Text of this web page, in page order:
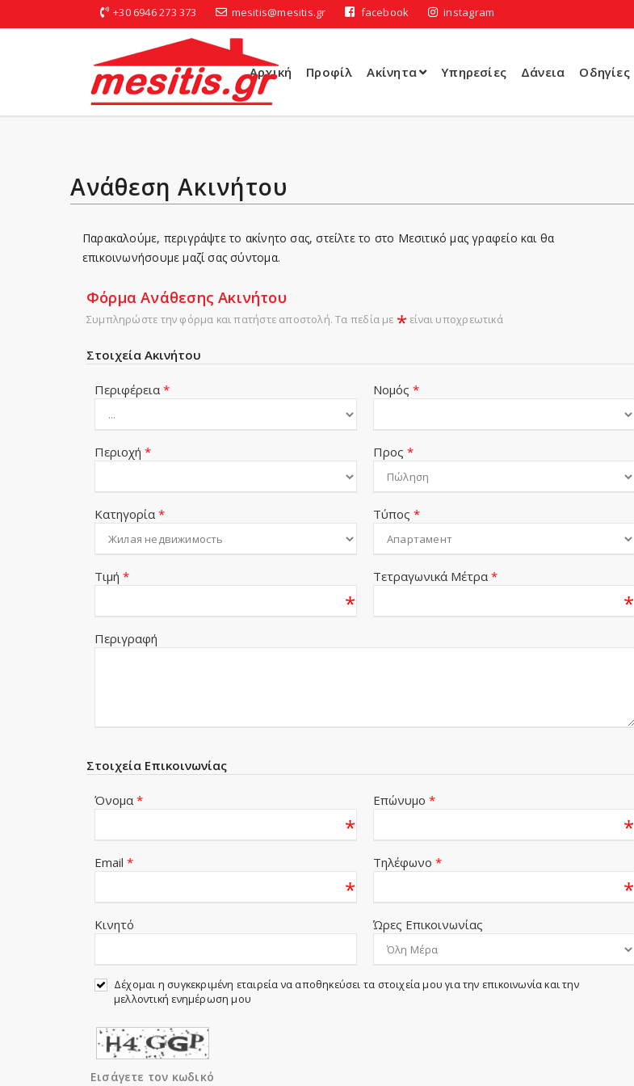
+30 6946 273 373 mesitis@mesitis.gr facebook instagram
Αρχική Προφίλ Ακίνητα Υπηρεσίες Δάνεια Οδηγίες
Ανάθεση Ακινήτου
Παρακαλούμε, περιγράψτε το ακίνητο σας, στείλτε το στο Μεσιτικό μας γραφείο και θα
επικοινωνήσουμε μαζί σας σύντομα.
Φόρμα Ανάθεσης Ακινήτου
Συμπληρώστε την φόρμα και πατήστε αποστολή. Τα πεδία με * είναι υποχρεωτικά
Στοιχεία Ακινήτου
Περιφέρεια * Νομός *
Περιοχή * Προς *
Κατηγορία * Τύπος *
Τιμή *
*
Τετραγωνικά Μέτρα *
*
Περιγραφή
Στοιχεία Επικοινωνίας
Όνομα *
*
Επώνυμο *
*
Email *
*
Τηλέφωνο *
*
Κινητό Ώρες Επικοινωνίας
Δέχομαι η συγκεκριμένη εταιρεία να αποθηκεύσει τα στοιχεία μου για την επικοινωνία και την
μελλοντική ενημέρωση μου
Εισάγετε τον κωδικό